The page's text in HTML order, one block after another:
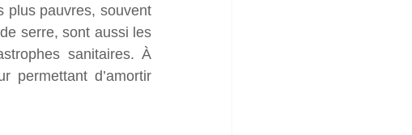
plus pauvres, souvent
serre, sont aussi les
sanitaires. À
permettant d’amortir